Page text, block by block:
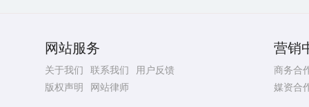
网站服务
关于我们 联系我们
用户反馈
版权声明
网站律师
营销
商务合
媒资合